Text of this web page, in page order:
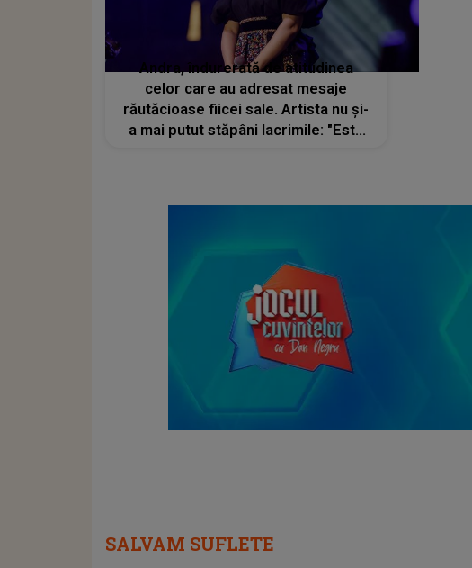
Andra, îndurerată de atitudinea
celor care au adresat mesaje
răutăcioase fiicei sale. Artista nu și-
a mai putut stăpâni lacrimile: "Este
SALVAM SUFLETE